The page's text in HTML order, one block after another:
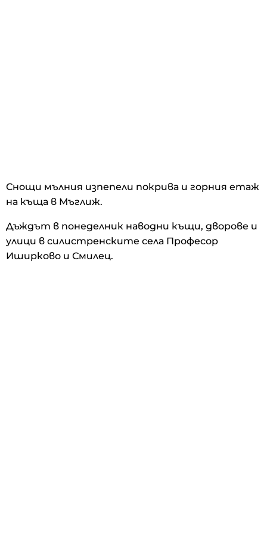
Снощи мълния изпепели покрива и горния етаж
на къща в Мъглиж.
Дъждът в понеделник наводни къщи, дворове и
улици в силистренските села Професор
Иширково и Смилец.